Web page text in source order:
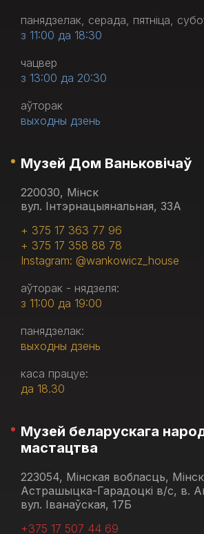
панядзелак, серада, пятніца,
з 11:00 да 18:30
чацвер
з 13:00 да 20:30
аўторак
выходны дзень
Музей Дом Ваньковічаў
220030, Мінск
вул. Інтэрнацыянальная, 33А
+ 375 17 363 77 96
+ 375 17 358 88 78
Instagram: @wankowicz_house
аўторак - нядзеля:
з 11:00 да 19:00
панядзелак:
выходны дзень
каса працуе:
да 18.30
Музей беларускага
мастацтва
223054, Мінская вобласць,
Астрашыцка-Гарадоцкі в/с, в.
вул. Іванаўская, 17Б
+375 17 507 44 69